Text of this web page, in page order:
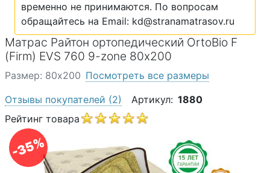
Open submenu (Мебель)
Мебель
Open submenu (Основания)
Основания
Open submenu (Детские матрасы)
Детские матрасы
Open submenu (Детские кровати)
Детские кровати
Open submenu (Шкафы)
Шкафы
О компании
Контакты
временно не принимаются. По вопросам
обращайтесь на Email: kd@stranamatrasov.ru
Матрас Райтон ортопедический OrtoBio F
(Firm) EVS 760 9-zone 80х200
-35%
Размер: 80х200 Посмотреть все размеры
Отзывы покупателей (2) Артикул: 1880
Рейтинг товара